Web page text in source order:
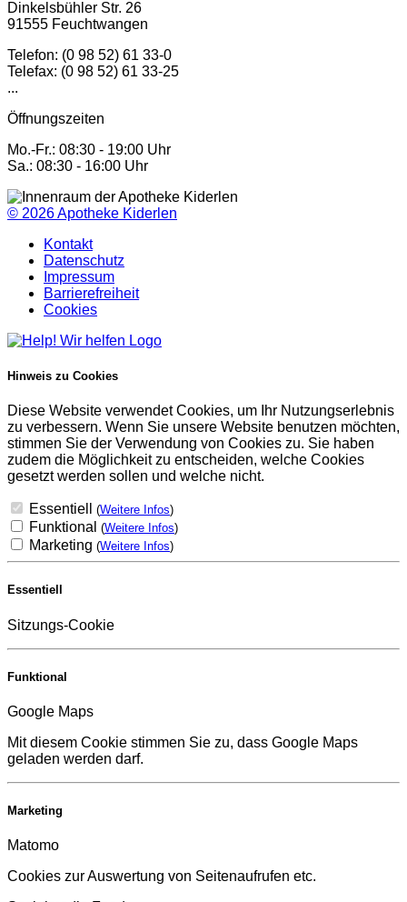
Dinkelsbühler Str. 26
91555 Feuchtwangen
Telefon: (0 98 52) 61 33-0
Telefax: (0 98 52) 61 33-25
...
Öffnungszeiten
Mo.-Fr.: 08:30 - 19:00 Uhr
Sa.: 08:30 - 16:00 Uhr
© 2026Apotheke Kiderlen
Kontakt
Datenschutz
Impressum
Barrierefreiheit
Cookies
Hinweis zu Cookies
Diese Website verwendet Cookies, um Ihr Nutzungserlebnis
zu verbessern. Wenn Sie unsere Website benutzen möchten,
stimmen Sie der Verwendung von Cookies zu. Sie haben
zudem die Möglichkeit zu entscheiden, welche Cookies
gesetzt werden sollen und welche nicht.
Essentiell (Weitere Infos)
Funktional (Weitere Infos)
Marketing (Weitere Infos)
Essentiell
Sitzungs-Cookie
Funktional
Google Maps
Mit diesem Cookie stimmen Sie zu, dass Google Maps
geladen werden darf.
Marketing
Matomo
Cookies zur Auswertung von Seitenaufrufen etc.